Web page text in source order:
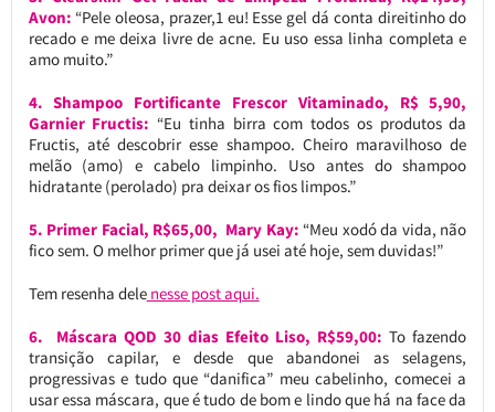
Avon: “Pele oleosa, prazer,1 eu! Esse gel dá conta direitinho do
recado e me deixa livre de acne. Eu uso essa linha completa e
amo muito.”
4. Shampoo Fortificante Frescor Vitaminado, R$ 5,90,
Garnier Fructis: “Eu tinha birra com todos os produtos da
Fructis, até descobrir esse shampoo. Cheiro maravilhoso de
melão (amo) e cabelo limpinho. Uso antes do shampoo
hidratante (perolado) pra deixar os fios limpos.”
5. Primer Facial, R$65,00, Mary Kay: “Meu xodó da vida, não
fico sem. O melhor primer que já usei até hoje, sem duvidas!”
Tem resenha delenesse post aqui.
6. Máscara QOD 30 dias Efeito Liso, R$59,00: To fazendo
transição capilar, e desde que abandonei as selagens,
progressivas e tudo que “danifica” meu cabelinho, comecei a
usar essa máscara, que é tudo de bom e lindo que há na face da